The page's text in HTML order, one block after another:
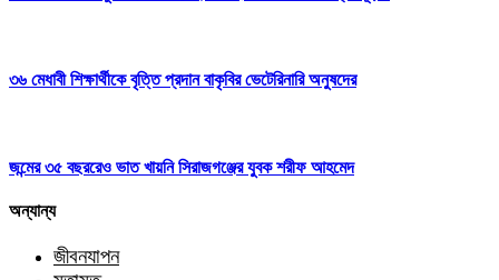
৩৬ মেধাবী শিক্ষার্থীকে বৃত্তি প্রদান বাকৃবির ভেটেরিনারি অনুষদের
জন্মের ৩৫ বছররেও ভাত খায়নি সিরাজগঞ্জের যুবক শরীফ আহমেদ
অন্যান্য
জীবনযাপন